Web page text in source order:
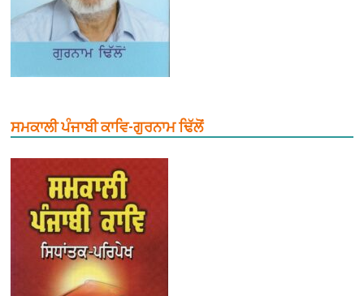
ਸਮਕਾਲੀ ਪੰਜਾਬੀ ਕਾਵਿ-ਗੁਰਨਾਮ ਢਿੱਲੋਂ